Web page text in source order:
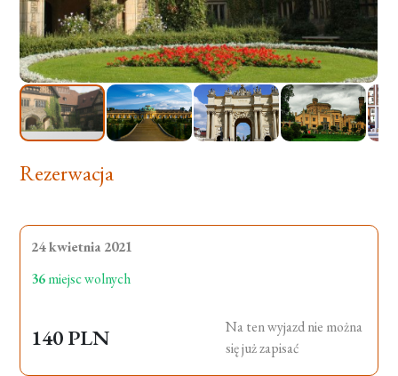
Rezerwacja
24 kwietnia 2021
36miejsc wolnych
140 PLN
Na ten wyjazd nie można
się już zapisać